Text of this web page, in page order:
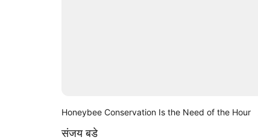
Honeybee Conservation Is the Need of the Hour
संजय बडे